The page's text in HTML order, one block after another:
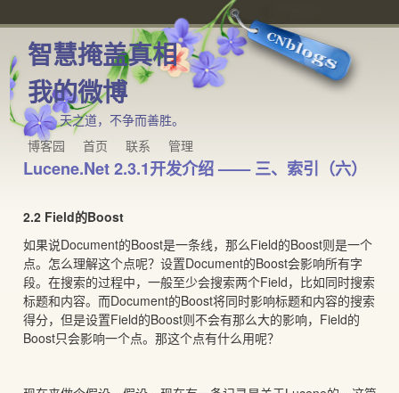
智慧掩盖真相
我的微博
天之道，不争而善胜。
博客园
首页 联系 管理
Lucene.Net 2.3.1开发介绍 —— 三、索引（六）
2.2 Field的Boost
如果说Document的Boost是一条线，那么Field的Boost则是一个
点。怎么理解这个点呢？设置Document的Boost会影响所有字
段。在搜索的过程中，一般至少会搜索两个Field，比如同时搜索
标题和内容。而Document的Boost将同时影响标题和内容的搜索
得分，但是设置Field的Boost则不会有那么大的影响，Field的
Boost只会影响一个点。那这个点有什么用呢？